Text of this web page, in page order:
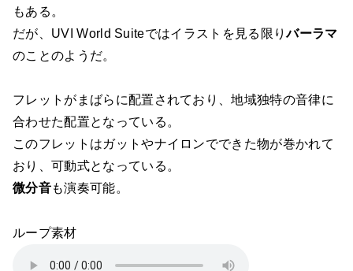
もある。
だが、UVI World Suiteではイラストを見る限りバーラマ
のことのようだ。
フレットがまばらに配置されており、地域独特の音律に
合わせた配置となっている。
このフレットはガットやナイロンでできた物が巻かれて
おり、可動式となっている。
微分音も演奏可能。
ループ素材